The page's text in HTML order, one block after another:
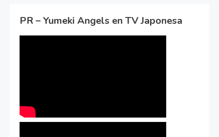
PR – Yumeki Angels en TV Japonesa